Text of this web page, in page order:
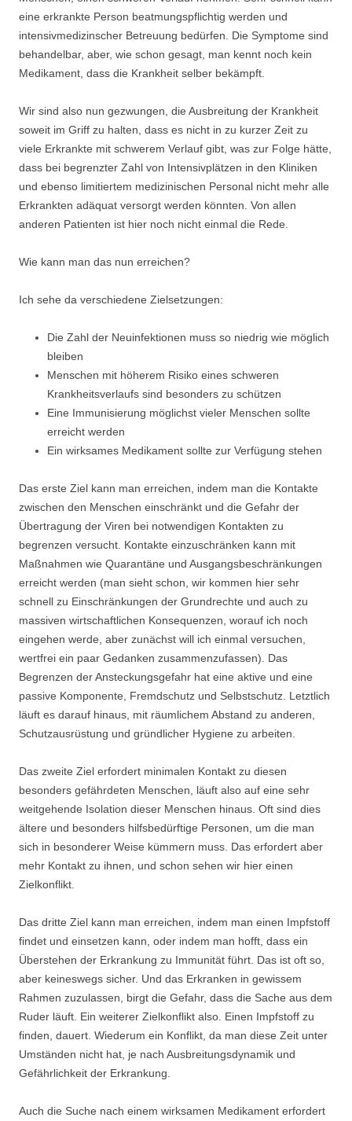
eine erkrankte Person beatmungspflichtig werden und
intensivmedizinscher Betreuung bedürfen. Die Symptome sind
behandelbar, aber, wie schon gesagt, man kennt noch kein
Medikament, dass die Krankheit selber bekämpft.
Wir sind also nun gezwungen, die Ausbreitung der Krankheit
soweit im Griff zu halten, dass es nicht in zu kurzer Zeit zu
viele Erkrankte mit schwerem Verlauf gibt, was zur Folge hätte,
dass bei begrenzter Zahl von Intensivplätzen in den Kliniken
und ebenso limitiertem medizinischen Personal nicht mehr alle
Erkrankten adäquat versorgt werden könnten. Von allen
anderen Patienten ist hier noch nicht einmal die Rede.
Wie kann man das nun erreichen?
Ich sehe da verschiedene Zielsetzungen:
Die Zahl der Neuinfektionen muss so niedrig wie möglich
bleiben
Menschen mit höherem Risiko eines schweren
Krankheitsverlaufs sind besonders zu schützen
Eine Immunisierung möglichst vieler Menschen sollte
erreicht werden
Ein wirksames Medikament sollte zur Verfügung stehen
Das erste Ziel kann man erreichen, indem man die Kontakte
zwischen den Menschen einschränkt und die Gefahr der
Übertragung der Viren bei notwendigen Kontakten zu
begrenzen versucht. Kontakte einzuschränken kann mit
Maßnahmen wie Quarantäne und Ausgangsbeschränkungen
erreicht werden (man sieht schon, wir kommen hier sehr
schnell zu Einschränkungen der Grundrechte und auch zu
massiven wirtschaftlichen Konsequenzen, worauf ich noch
eingehen werde, aber zunächst will ich einmal versuchen,
wertfrei ein paar Gedanken zusammenzufassen). Das
Begrenzen der Ansteckungsgefahr hat eine aktive und eine
passive Komponente, Fremdschutz und Selbstschutz. Letztlich
läuft es darauf hinaus, mit räumlichem Abstand zu anderen,
Schutzausrüstung und gründlicher Hygiene zu arbeiten.
Das zweite Ziel erfordert minimalen Kontakt zu diesen
besonders gefährdeten Menschen, läuft also auf eine sehr
weitgehende Isolation dieser Menschen hinaus. Oft sind dies
ältere und besonders hilfsbedürftige Personen, um die man
sich in besonderer Weise kümmern muss. Das erfordert aber
mehr Kontakt zu ihnen, und schon sehen wir hier einen
Zielkonflikt.
Das dritte Ziel kann man erreichen, indem man einen Impfstoff
findet und einsetzen kann, oder indem man hofft, dass ein
Überstehen der Erkrankung zu Immunität führt. Das ist oft so,
aber keineswegs sicher. Und das Erkranken in gewissem
Rahmen zuzulassen, birgt die Gefahr, dass die Sache aus dem
Ruder läuft. Ein weiterer Zielkonflikt also. Einen Impfstoff zu
finden, dauert. Wiederum ein Konflikt, da man diese Zeit unter
Umständen nicht hat, je nach Ausbreitungsdynamik und
Gefährlichkeit der Erkrankung.
Auch die Suche nach einem wirksamen Medikament erfordert